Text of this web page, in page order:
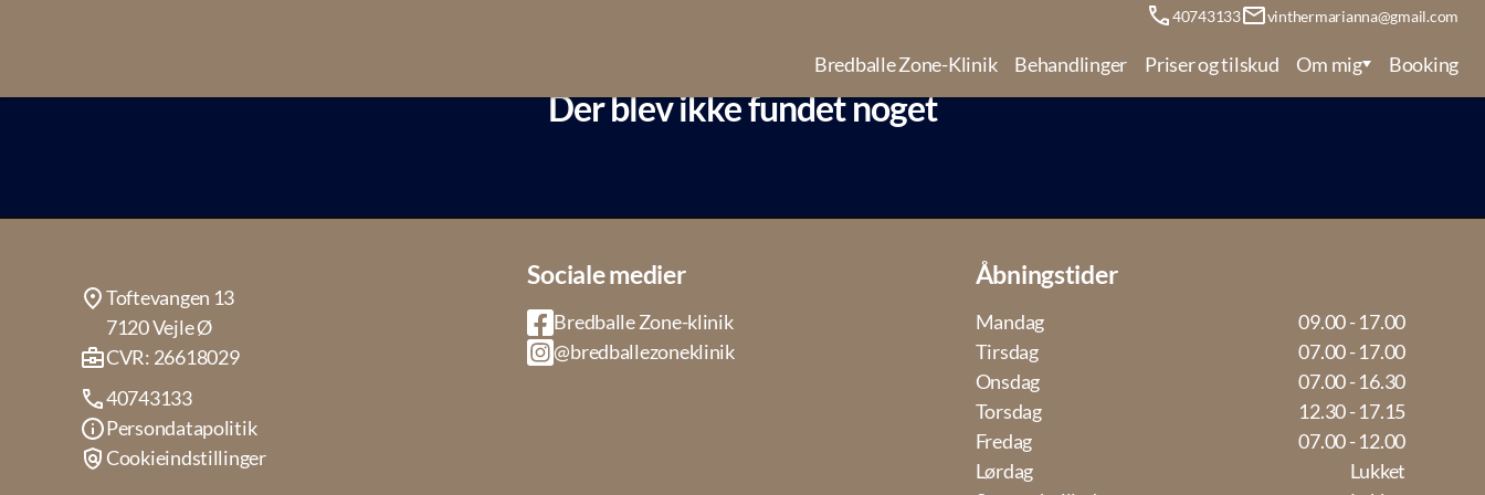
40743133 vinthermarianna@gmail.com
Bredballe Zone-Klinik Behandlinger Priser og tilskud Om mig Booking
Der blev ikke fundet noget
Toftevangen 13
7120 Vejle Ø
CVR: 26618029
40743133
Persondatapolitik
Cookieindstillinger
Sociale medier
Bredballe Zone-klinik
@bredballezoneklinik
Åbningstider
Mandag
09.00 - 17.00
Tirsdag
07.00 - 17.00
Onsdag
07.00 - 16.30
Torsdag
12.30 - 17.15
Fredag
07.00 - 12.00
Lørdag
Lukket